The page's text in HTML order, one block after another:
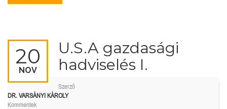
20
NOV
U.S.A gazdasági
hadviselés I.
Szerző
DR. VARSÁNYI KÁROLY
Kommentek